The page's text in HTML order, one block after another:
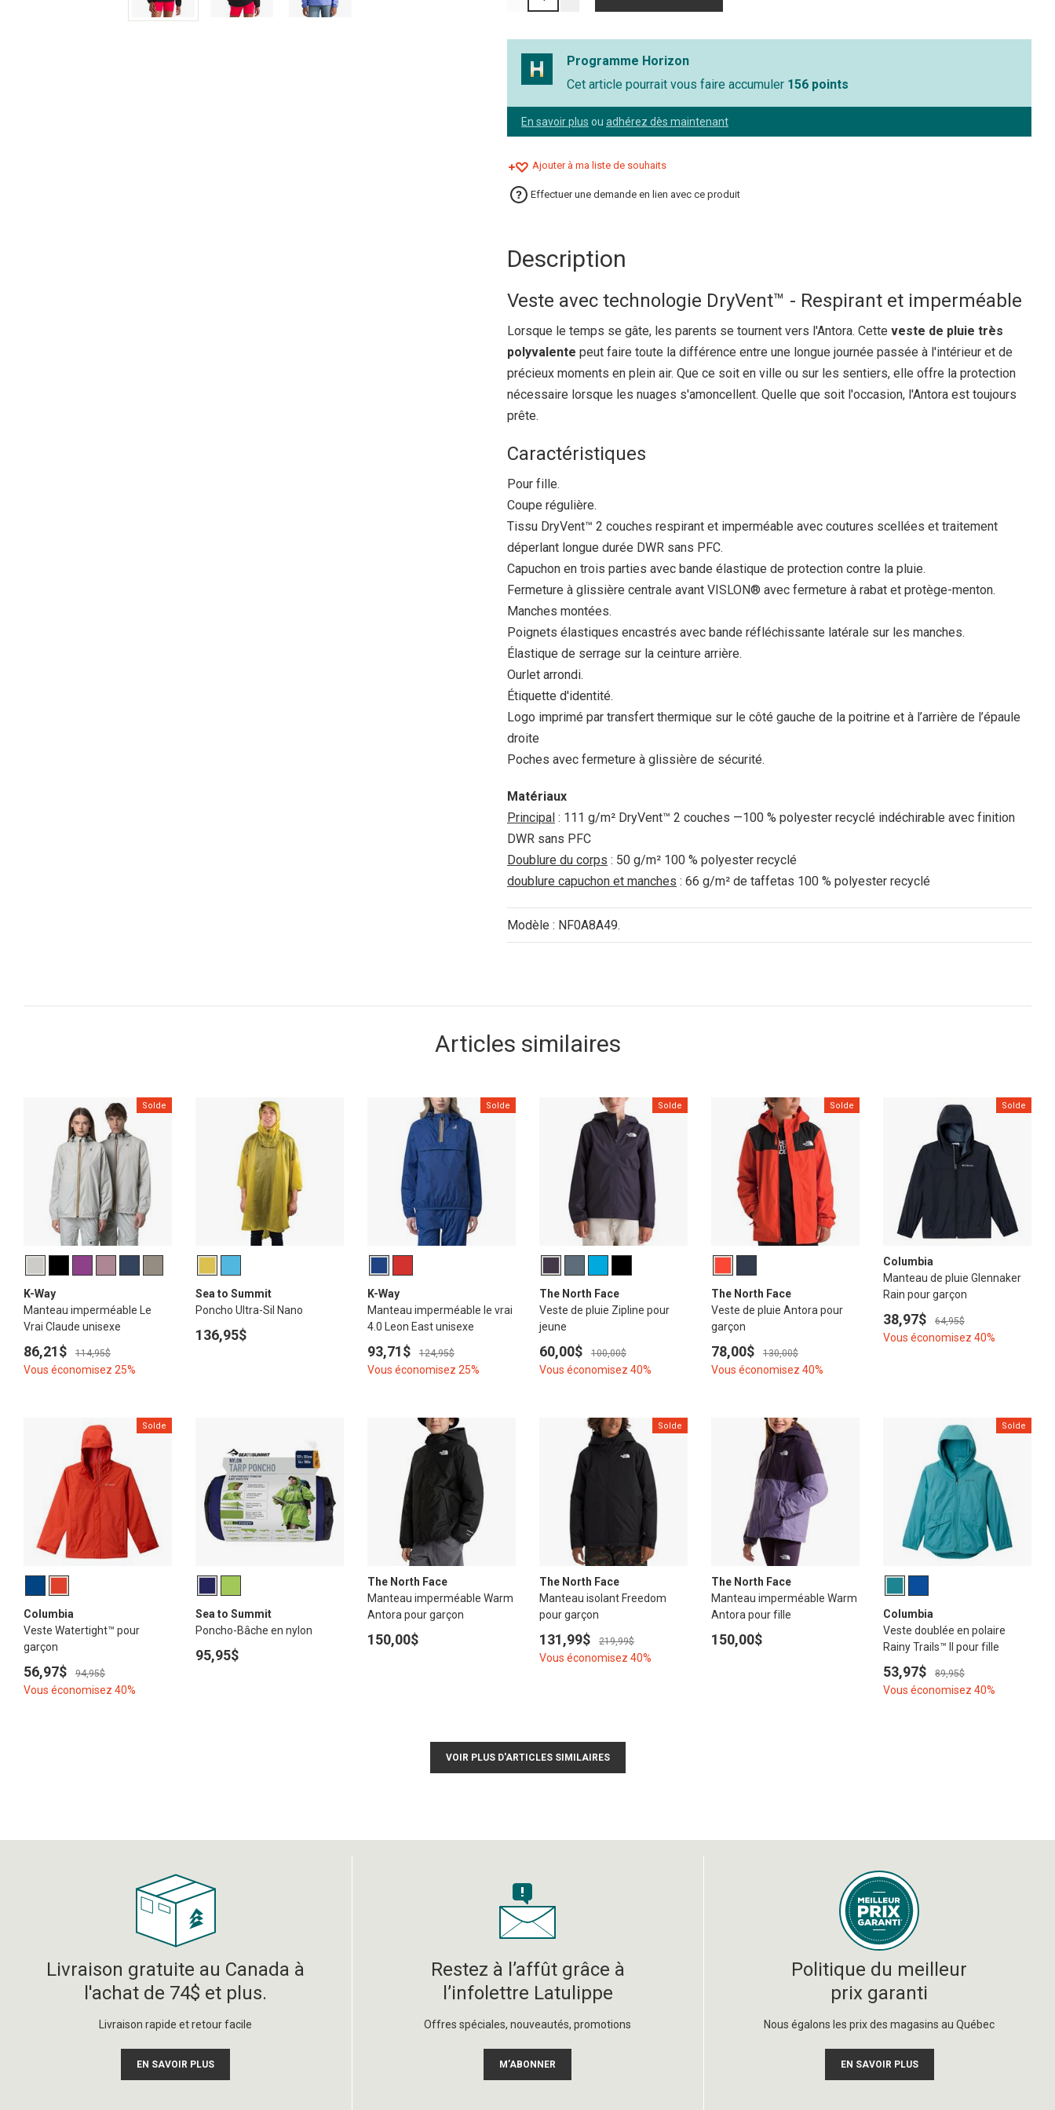
Programme Horizon
Cet article pourrait vous faire accumuler 156 points
En savoir plus ou adhérez dès maintenant
Ajouter à ma liste de souhaits
Effectuer une demande en lien avec ce produit
Description
Veste avec technologie DryVent™ - Respirant et imperméable
Lorsque le temps se gâte, les parents se tournent vers l'Antora. Cette veste de pluie très
polyvalente peut faire toute la différence entre une longue journée passée à l'intérieur et de
précieux moments en plein air. Que ce soit en ville ou sur les sentiers, elle offre la protection
nécessaire lorsque les nuages s'amoncellent. Quelle que soit l'occasion, l'Antora est toujours
prête.
Caractéristiques
Pour fille.
Coupe régulière.
Tissu DryVent™ 2 couches respirant et imperméable avec coutures scellées et traitement
déperlant longue durée DWR sans PFC.
Capuchon en trois parties avec bande élastique de protection contre la pluie.
Fermeture à glissière centrale avant VISLON® avec fermeture à rabat et protège-menton.
Manches montées.
Poignets élastiques encastrés avec bande réfléchissante latérale sur les manches.
Élastique de serrage sur la ceinture arrière.
Ourlet arrondi.
Étiquette d'identité.
Logo imprimé par transfert thermique sur le côté gauche de la poitrine et à l’arrière de l’épaule
droite
Poches avec fermeture à glissière de sécurité.
Matériaux
Principal : 111 g/m² DryVent™ 2 couches —100 % polyester recyclé indéchirable avec finition
DWR sans PFC
Doublure du corps : 50 g/m² 100 % polyester recyclé
doublure capuchon et manches : 66 g/m² de taffetas 100 % polyester recyclé
Modèle : NF0A8A49.
Articles similaires
Solde
K-Way
Manteau imperméable Le
Vrai Claude unisexe
86,21$ 114,95$
Vous économisez 25%
Sea to Summit
Poncho Ultra-Sil Nano
136,95$
Solde
K-Way
Manteau imperméable le vrai
4.0 Leon East unisexe
93,71$ 124,95$
Vous économisez 25%
Solde
The North Face
Veste de pluie Zipline pour
jeune
60,00$ 100,00$
Vous économisez 40%
Solde
The North Face
Veste de pluie Antora pour
garçon
78,00$ 130,00$
Vous économisez 40%
Solde
Columbia
Manteau de pluie Glennaker
Rain pour garçon
38,97$ 64,95$
Vous économisez 40%
Solde
Columbia
Veste Watertight™ pour
garçon
56,97$ 94,95$
Vous économisez 40%
Sea to Summit
Poncho-Bâche en nylon
95,95$
The North Face
Manteau imperméable Warm
Antora pour garçon
150,00$
Solde
The North Face
Manteau isolant Freedom
pour garçon
131,99$ 219,99$
Vous économisez 40%
The North Face
Manteau imperméable Warm
Antora pour fille
150,00$
Solde
Columbia
Veste doublée en polaire
Rainy Trails™ II pour fille
53,97$ 89,95$
Vous économisez 40%
VOIR PLUS D'ARTICLES SIMILAIRES
Livraison gratuite au Canada à
l'achat de 74$ et plus.
Livraison rapide et retour facile
EN SAVOIR PLUS
Restez à l’affût grâce à
l’infolettre Latulippe
Offres spéciales, nouveautés, promotions
M’ABONNER
Politique du meilleur
prix garanti
Nous égalons les prix des magasins au Québec
EN SAVOIR PLUS